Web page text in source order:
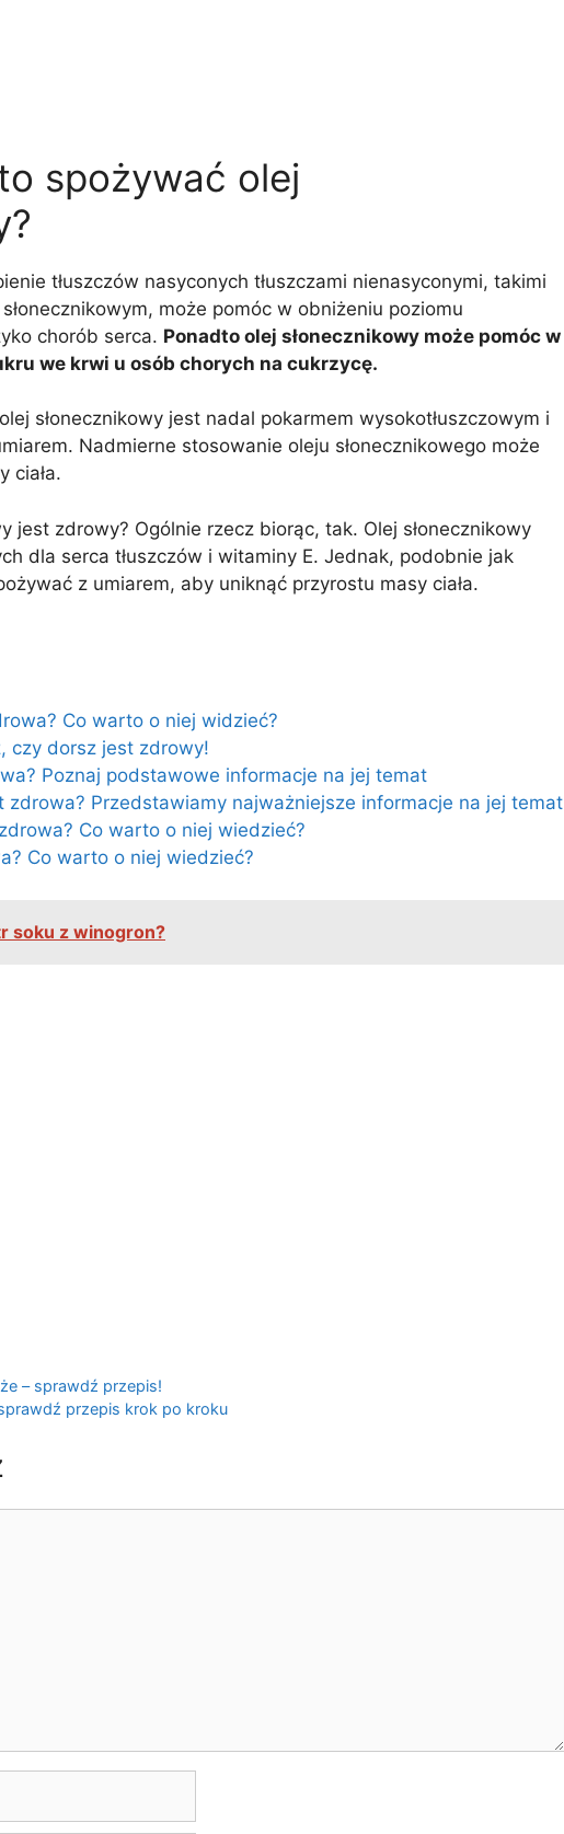
spożywać olej
tłuszczów nasyconych tłuszczami nienasyconymi, takimi
może pomóc w obniżeniu poziomu
chorób serca. Ponadto olej słonecznikowy może pomóc w
we krwi u osób chorych na cukrzycę.
słonecznikowy jest nadal pokarmem wysokotłuszczowym i
Nadmierne stosowanie oleju słonecznikowego może
ciała.
jest zdrowy? Ogólnie rzecz biorąc, tak. Olej słonecznikowy
dla serca tłuszczów i witaminy E. Jednak, podobnie jak
z umiarem, aby uniknąć przyrostu masy ciała.
Co warto o niej widzieć?
czy dorsz jest zdrowy!
Poznaj podstawowe informacje na jej temat
zdrowa? Przedstawiamy najważniejsze informacje na jej temat
Co warto o niej wiedzieć?
Co warto o niej wiedzieć?
soku z winogron?
– sprawdź przepis!
przepis krok po kroku